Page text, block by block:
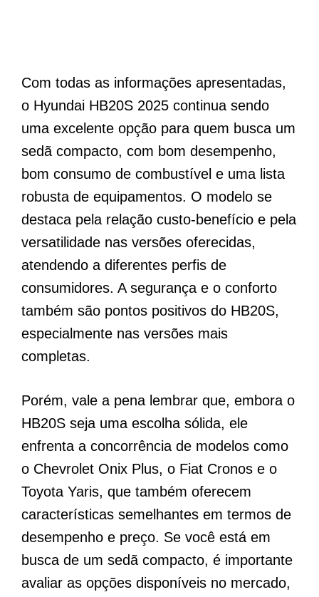
Com todas as informações apresentadas,
o Hyundai HB20S 2025 continua sendo
uma excelente opção para quem busca um
sedã compacto, com bom desempenho,
bom consumo de combustível e uma lista
robusta de equipamentos. O modelo se
destaca pela relação custo-benefício e pela
versatilidade nas versões oferecidas,
atendendo a diferentes perfis de
consumidores. A segurança e o conforto
também são pontos positivos do HB20S,
especialmente nas versões mais
completas.
Porém, vale a pena lembrar que, embora o
HB20S seja uma escolha sólida, ele
enfrenta a concorrência de modelos como
o Chevrolet Onix Plus, o Fiat Cronos e o
Toyota Yaris, que também oferecem
características semelhantes em termos de
desempenho e preço. Se você está em
busca de um sedã compacto, é importante
avaliar as opções disponíveis no mercado,